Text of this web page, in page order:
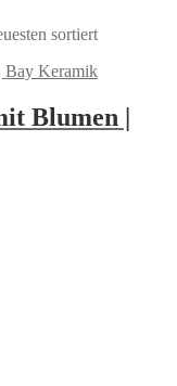
sortiert
Blumen |